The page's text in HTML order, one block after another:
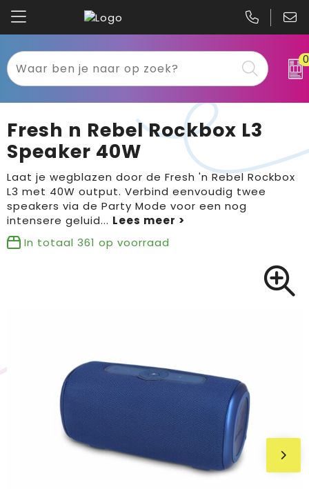
0
Textiel
Werkkleding
Sport
Tassen
Bloemen, planten en bomen
Brievenbuspakketten
Kariban
B&C
Gildan
Clique
Printer
Fresh n Rebel Rockbox L3
Speaker 40W
Laat je wegblazen door de Fresh 'n Rebel Rockbox
L3 met 40W output. Verbind eenvoudig twee
speakers via de Party Mode voor een nog
intensere geluid...
In totaal 361 op voorraad